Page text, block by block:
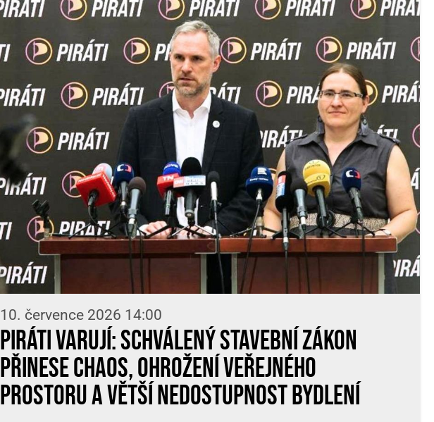
10. července 2026 14:00
Piráti varují: Schválený stavební zákon
přinese chaos, ohrožení veřejného
prostoru a větší nedostupnost bydlení